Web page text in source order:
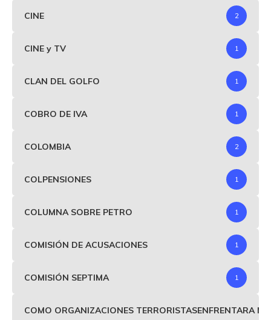
CINE 2
CINE y TV 1
CLAN DEL GOLFO 1
COBRO DE IVA 1
COLOMBIA 2
COLPENSIONES 1
COLUMNA SOBRE PETRO 1
COMISIÓN DE ACUSACIONES 1
COMISIÓN SEPTIMA 1
COMO ORGANIZACIONES TERRORISTASENFRENTARA